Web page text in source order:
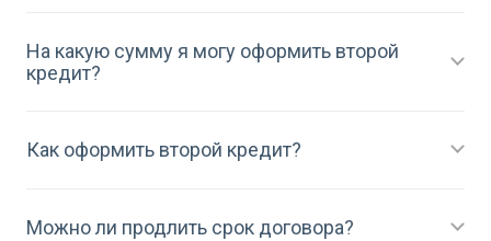
На какую сумму я могу оформить второй
кредит?
Как оформить второй кредит?
Можно ли продлить срок договора?